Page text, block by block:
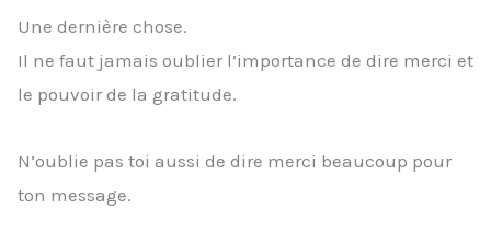
Une dernière chose.
Il ne faut jamais oublier l’importance de dire merci et
le pouvoir de la gratitude.
N’oublie pas toi aussi de dire merci beaucoup pour
ton message.